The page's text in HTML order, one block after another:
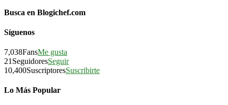
Busca en Blogichef.com
Síguenos
7,038FansMe gusta
21 SeguidoresSeguir
10,400SuscriptoresSuscribirte
Lo Más Popular